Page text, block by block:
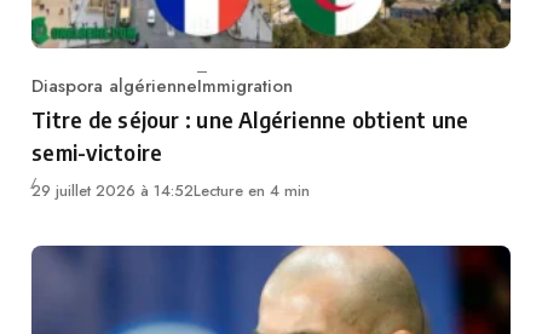
Category
Diaspora algérienneImmigration
Titre de séjour : une Algérienne obtient une
semi-victoire
29 juillet 2026 à 14:52Lecture en 4 min